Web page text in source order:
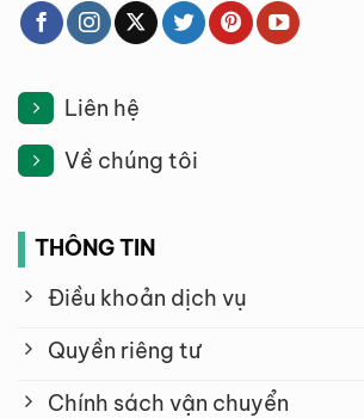
Liên hệ
Về chúng tôi
THÔNG TIN
Điều khoản dịch vụ
Quyền riêng tư
Chính sách vận chuyển